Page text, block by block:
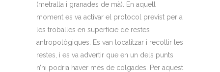
(metralla i granades de mà). En aquell
moment es va activar el protocol previst per a
les troballes en superfície de restes
antropològiques. Es van localitzar i recollir les
restes, i es va advertir que en un dels punts
n’hi podria haver més de colgades. Per aquest